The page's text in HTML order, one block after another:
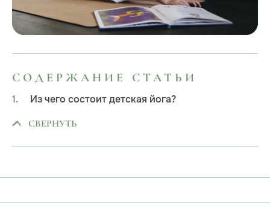
СОДЕРЖАНИЕ СТАТЬИ
Из чего состоит детская йога?
СВЕРНУТЬ